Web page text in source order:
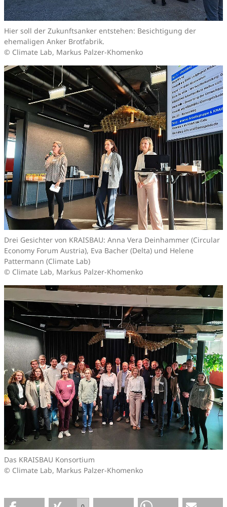
Hier soll der Zukunftsanker entstehen: Besichtigung der
ehemaligen Anker Brotfabrik.
© Climate Lab, Markus Palzer-Khomenko
Drei Gesichter von KRAISBAU: Anna Vera Deinhammer (Circular
Economy Forum Austria), Eva Bacher (Delta) und Helene
Pattermann (Climate Lab)
© Climate Lab, Markus Palzer-Khomenko
Das KRAISBAU Konsortium
© Climate Lab, Markus Palzer-Khomenko